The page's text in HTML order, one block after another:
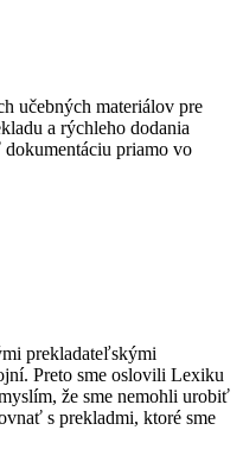
učebných materiálov pre
a rýchleho dodania
priamo vo
prekladateľskými
Preto sme oslovili Lexiku
že sme nemohli urobiť
s prekladmi, ktoré sme